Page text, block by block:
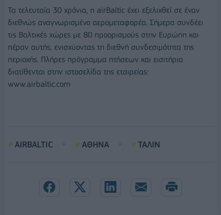
Τα τελευταία 30 χρόνια, η airBaltic έχει εξελιχθεί σε έναν
διεθνώς αναγνωρισμένο αερομεταφορέα. Σήμερα συνδέει
τις Βαλτικές χώρες με 80 προορισμούς στην Ευρώπη και
πέραν αυτής, ενισχύοντας τη διεθνή συνδεσιμότητα της
περιοχής. Πλήρες πρόγραμμα πτήσεων και εισιτήρια
διατίθενται στην ιστοσελίδα της εταιρείας:
www.airbaltic.com
AIRBALTIC ΑΘΗΝΑ ΤΑΛΙΝ